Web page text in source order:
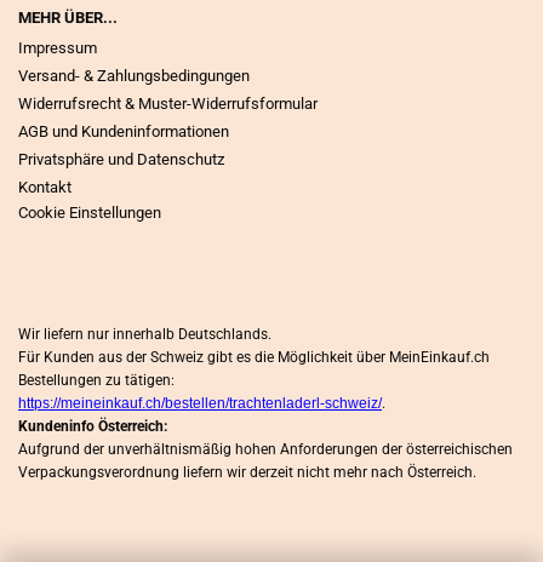
MEHR ÜBER...
Impressum
Versand- & Zahlungsbedingungen
Widerrufsrecht & Muster-Widerrufsformular
AGB und Kundeninformationen
Privatsphäre und Datenschutz
Kontakt
Cookie Einstellungen
Wir liefern nur innerhalb Deutschlands.
Für Kunden aus der Schweiz gibt es die Möglichkeit über MeinEinkauf.ch
Bestellungen zu tätigen:
https://meineinkauf.ch/bestellen/trachtenladerl-schweiz/.
Kundeninfo Österreich:
Aufgrund der unverhältnismäßig hohen Anforderungen der österreichischen
Verpackungsverordnung liefern wir derzeit nicht mehr nach Österreich.